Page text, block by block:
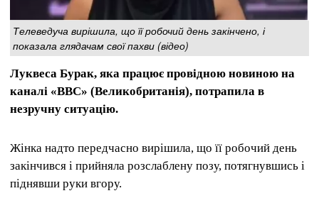
Телеведуча вирішила, що її робочий день закінчено, і
показала глядачам свої пахви (відео)
Луквеса Бурак, яка працює провідною новиною на
каналі «BBC» (Великобританія), потрапила в
незручну ситуацію.
Жінка надто передчасно вирішила, що її робочий день
закінчився і прийняла розслаблену позу, потягнувшись і
піднявши руки вгору.